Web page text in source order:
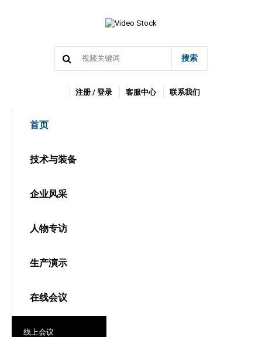
搜索
注册 / 登录 客服中心 联系我们
首页
技术与装备
企业风采
人物专访
生产演示
在线会议
线上会议